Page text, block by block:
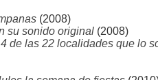
(2008)
su sonido original (2008)
de las 22 localidades que lo